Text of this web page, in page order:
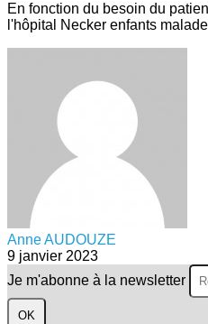
En fonction du besoin du
l'hôpital Necker enfants
Anne AUDOUZE
9 janvier 2023
Je m'abonne à la newsletter
OK